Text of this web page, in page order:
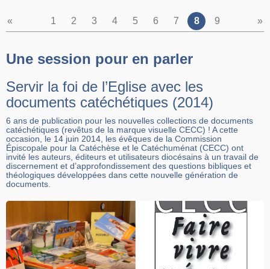
« 1 2 3 4 5 6 7 8 9 »
Une session pour en parler
Servir la foi de l’Eglise avec les
documents catéchétiques (2014)
6 ans de publication pour les nouvelles collections de documents
catéchétiques (revêtus de la marque visuelle CECC) ! A cette
occasion, le 14 juin 2014, les évêques de la Commission
Épiscopale pour la Catéchèse et le Catéchuménat (CECC) ont
invité les auteurs, éditeurs et utilisateurs diocésains à un travail de
discernement et d’approfondissement des questions bibliques et
théologiques développées dans cette nouvelle génération de
documents.